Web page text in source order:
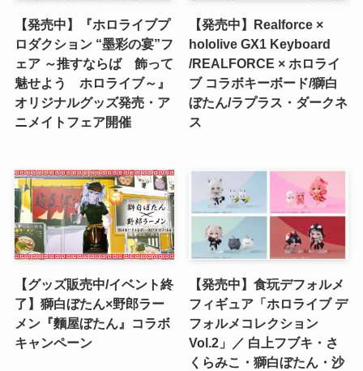
【発売中】『ホロライブプ
ロダクション “墨彩の宴”フ
ェア ～推すならば 飾って
魅せよう ホロライブ～』
オリジナルグッズ発売・ア
ニメイトフェア開催
【発売中】Realforce ×
hololive GX1 Keyboard
/REALFORCE × ホロライ
ブ コラボキーボード/獅白
ぼたん/ラプラス・ダークネ
ス
【グッズ販売中/イベント終
了】獅白ぼたん×野郎ラー
メン『麵屋ぼたん』コラボ
キャンペーン
【発売中】食玩デフォルメ
フィギュア「ホロライブ デ
フォルメコレクション
Vol.2」／ 白上フブキ・さ
くらみこ・獅白ぼたん・沙